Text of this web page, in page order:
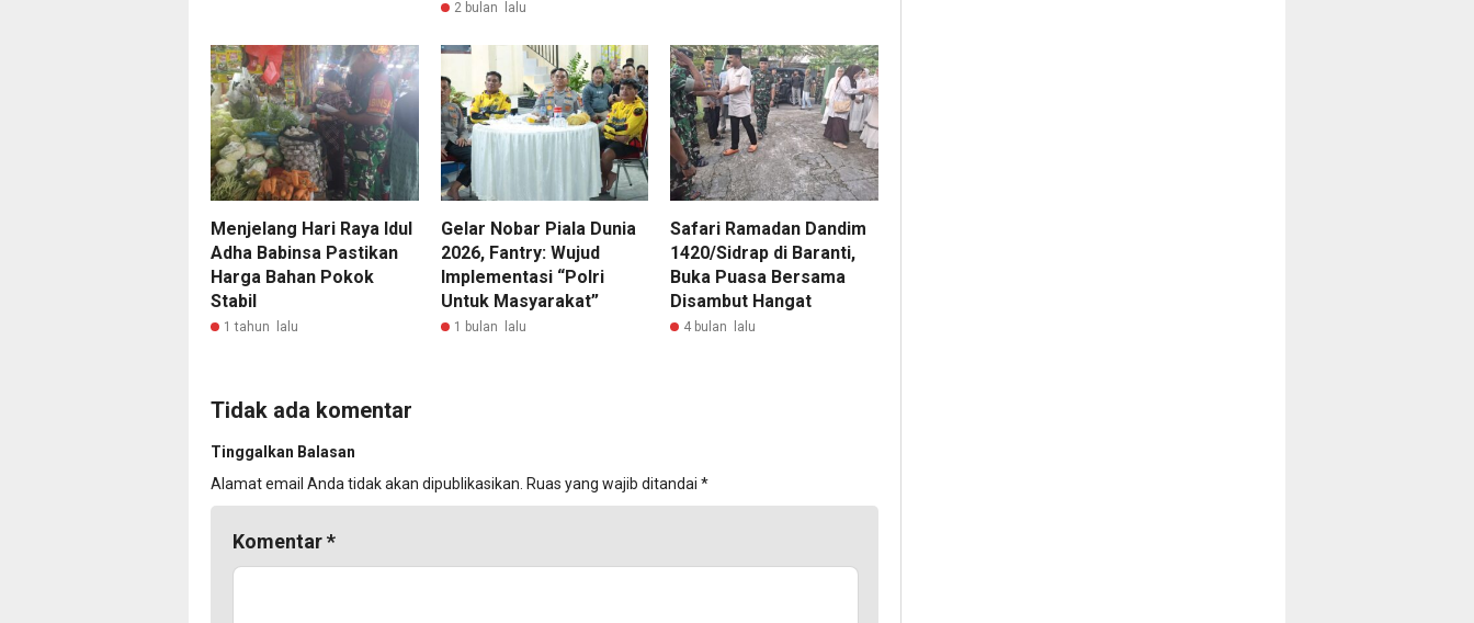
2 bulan lalu
Menjelang Hari Raya Idul
Adha Babinsa Pastikan
Harga Bahan Pokok
Stabil
1 tahun lalu
Gelar Nobar Piala Dunia
2026, Fantry: Wujud
Implementasi “Polri
Untuk Masyarakat”
1 bulan lalu
Safari Ramadan Dandim
1420/Sidrap di Baranti,
Buka Puasa Bersama
Disambut Hangat
4 bulan lalu
Tidak ada komentar
Tinggalkan Balasan
Alamat email Anda tidak akan dipublikasikan. Ruas yang wajib ditandai *
Komentar*